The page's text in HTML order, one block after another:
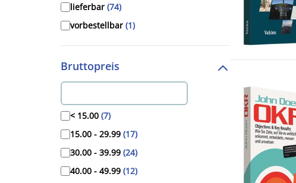
1994 (1)
lieferbar (74)
vorbestellbar (1)
Bruttopreis
< 15.00 (7)
15.00 - 29.99 (17)
30.00 - 39.99 (24)
40.00 - 49.99 (12)